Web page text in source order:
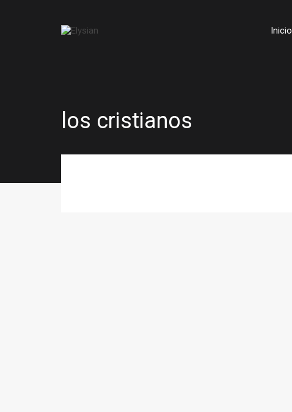
Inicio
los cristianos